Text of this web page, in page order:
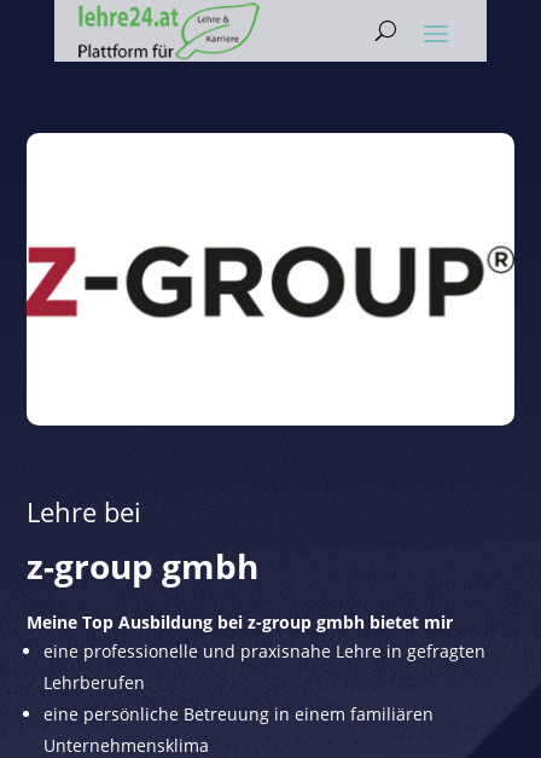
Lehre bei
z-group gmbh
Meine Top Ausbildung bei z-group gmbh bietet mir
eine professionelle und praxisnahe Lehre in gefragten
Lehrberufen
eine persönliche Betreuung in einem familiären
Unternehmensklima